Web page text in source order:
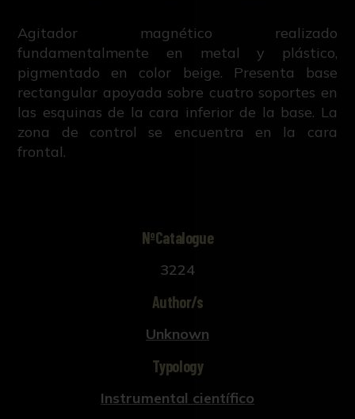
Agitador magnético realizado
fundamentalmente en metal y plástico,
pigmentado en color beige. Presenta base
rectangular apoyada sobre cuatro soportes en
las esquinas de la cara inferior de la base. La
zona de control se encuentra en la cara
frontal.
NºCatalogue
3224
Author/s
Unknown
Typology
Instrumental científico